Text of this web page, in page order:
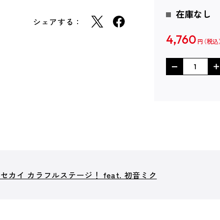
シェアする：
在庫なし
4,760 円
カイ カラフルステージ！ feat. 初音ミク